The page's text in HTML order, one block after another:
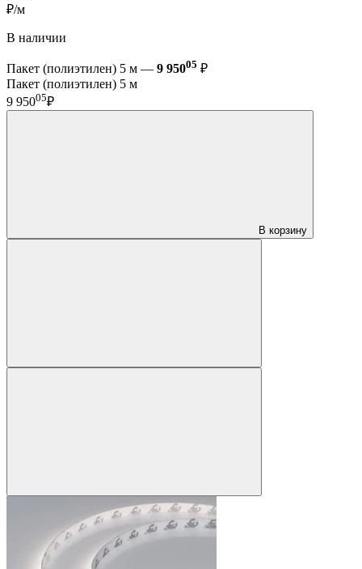
₽/м
В наличии
Пакет (полиэтилен) 5 м — 9 95005 ₽
Пакет (полиэтилен) 5 м
9 95005₽
В корзину